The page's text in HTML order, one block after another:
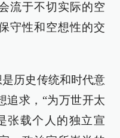
流于不切实际的空
守性和空想性的交
历史传统和时代意
追求，“为万世开太
张载个人的独立宣